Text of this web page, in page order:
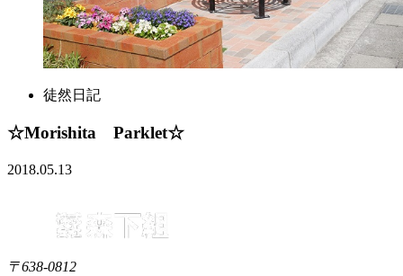
徒然日記
☆Morishita Parklet☆
2018.05.13
〒638-0812